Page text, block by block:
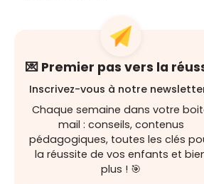
💌 Premier pas vers la
Inscrivez-vous à notre
Chaque semaine dans votre
mail : conseils, contenus
pédagogiques, toutes les clés
la réussite de vos enfants et
plus ! 🎯